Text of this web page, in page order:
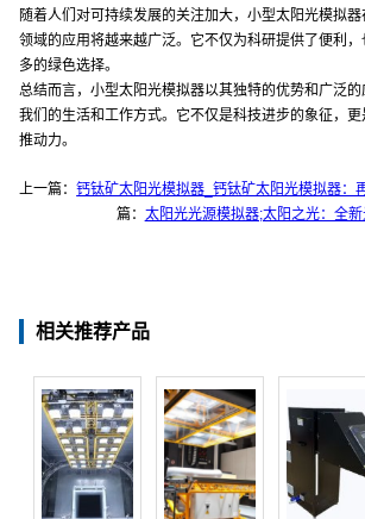
随着人们对可持续发展的关注加大，小型太阳光模拟
领域的应用将越来越广泛。它不仅为科研提供了便利
多的绿色选择。
总结而言，小型太阳光模拟器以其独特的优势和广泛
我们的生活和工作方式。它不仅是科技进步的象征，
推动力。
上一篇：钙钛矿太阳光模拟器_钙钛矿太阳光模拟器：
篇： 太阳光光源模拟器;太阳之光：全
相关推荐产品